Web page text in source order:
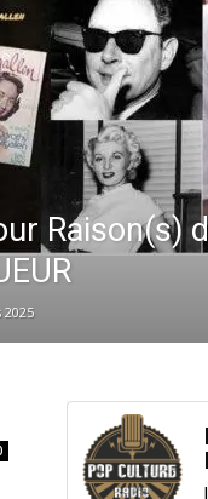
Raison(s)
2025